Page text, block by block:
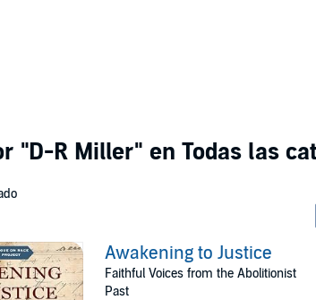
"D-R Miller" en Todas las
Awakening to Justice
Faithful Voices from the Abolitionist
Past